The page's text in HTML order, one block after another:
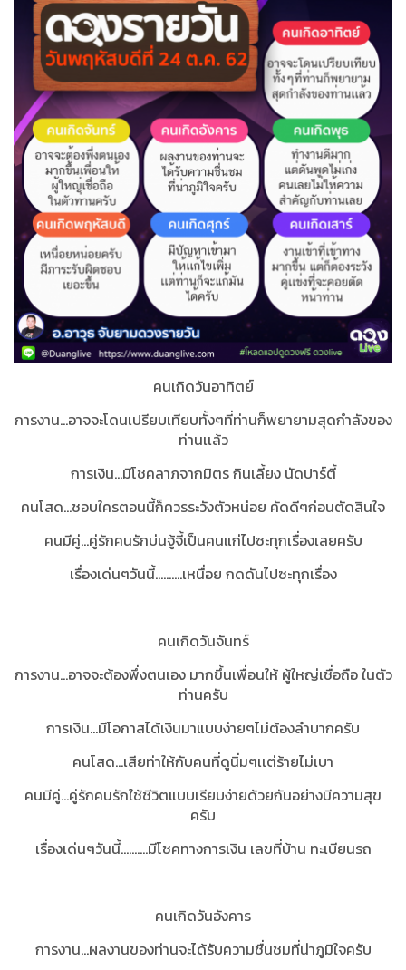
คนเกิดวันอาทิตย์
การงาน...อาจจะโดนเปรียบเทียบทั้งๆที่ท่านก็พยายามสุดกำลังของ
ท่านเเล้ว
การเงิน...มีโชคลาภจากมิตร กินเลี้ยง นัดปาร์ตี้
คนโสด...ชอบใครตอนนี้ก็ควรระวังตัวหน่อย คัดดีๆก่อนตัดสินใจ
คนมีคู่...คู่รักคนรักบ่นจู้จี้เป็นคนแก่ไปซะทุกเรื่องเลยครับ
เรื่องเด่นๆวันนี้..........เหนื่อย กดดันไปซะทุกเรื่อง
คนเกิดวันจันทร์
การงาน...อาจจะต้องพึ่งตนเอง มากขึ้นเพื่อนให้ ผู้ใหญ่เชื่อถือ ในตัว
ท่านครับ
การเงิน...มีโอกาสได้เงินมาแบบง่ายๆไม่ต้องลำบากครับ
คนโสด...เสียท่าให้กับคนที่ดูนิ่มๆเเต่ร้ายไม่เบา
คนมีคู่...คู่รักคนรักใช้ชีวิตแบบเรียบง่ายด้วยกันอย่างมีความสุข
ครับ
เรื่องเด่นๆวันนี้..........มีโชคทางการเงิน เลขที่บ้าน ทะเบียนรถ
คนเกิดวันอังคาร
การงาน...ผลงานของท่านจะได้รับความชื่นชมที่น่าภูมิใจครับ